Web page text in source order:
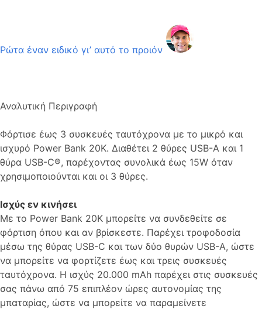
Ρώτα έναν ειδικό γι’ αυτό το προιόν
Αναλυτική Περιγραφή
Φόρτισε έως 3 συσκευές ταυτόχρονα με το μικρό και
ισχυρό Power Bank 20K. Διαθέτει 2 θύρες USB-A και 1
θύρα USB-C®, παρέχοντας συνολικά έως 15W όταν
χρησιμοποιούνται και οι 3 θύρες.
Ισχύς εν κινήσει
Με το Power Bank 20K μπορείτε να συνδεθείτε σε
φόρτιση όπου και αν βρίσκεστε. Παρέχει τροφοδοσία
μέσω της θύρας USB-C και των δύο θυρών USB-A, ώστε
να μπορείτε να φορτίζετε έως και τρεις συσκευές
ταυτόχρονα. Η ισχύς 20.000 mAh παρέχει στις συσκευές
σας πάνω από 75 επιπλέον ώρες αυτονομίας της
μπαταρίας, ώστε να μπορείτε να παραμείνετε